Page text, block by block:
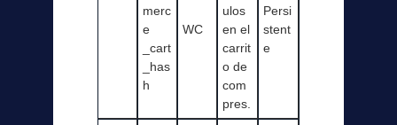
merc
e
_cart
_has
h
WC
ulos
en el
carrit
o de
com
pres.
Persi
stent
e